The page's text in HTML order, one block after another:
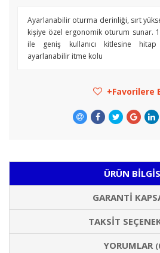
Ayarlanabilir oturma derinliği, sırt
kişiye özel ergonomik oturum sunar.
ile geniş kullanıcı kitlesine
ayarlanabilir itme kolu
Favorilere
ÜRÜN
GARANTI
TAKSIT
YORUMLAR